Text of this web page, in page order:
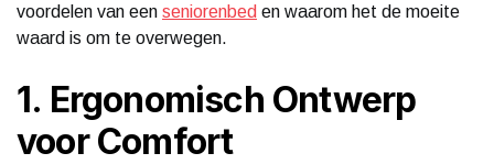
voordelen van een seniorenbed en waarom het de moeite
waard is om te overwegen.
1. Ergonomisch Ontwerp
voor Comfort